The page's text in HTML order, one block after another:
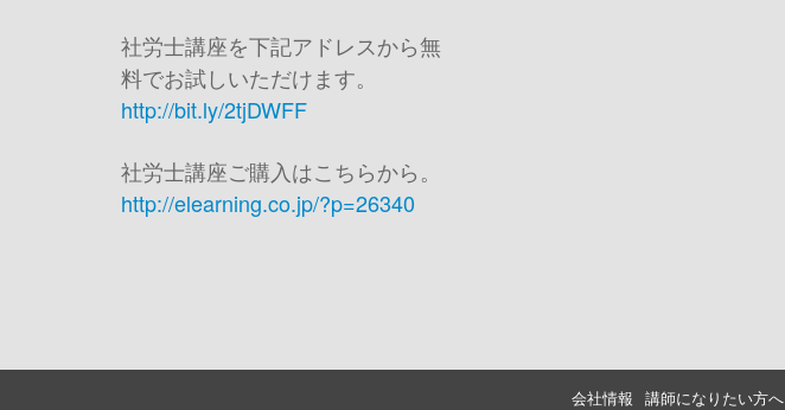
社労士講座を下記アドレスから無
料でお試しいただけます。
http://bit.ly/2tjDWFF
社労士講座ご購入はこちらから。
http://elearning.co.jp/?p=26340
会社情報 講師になりたい方へ